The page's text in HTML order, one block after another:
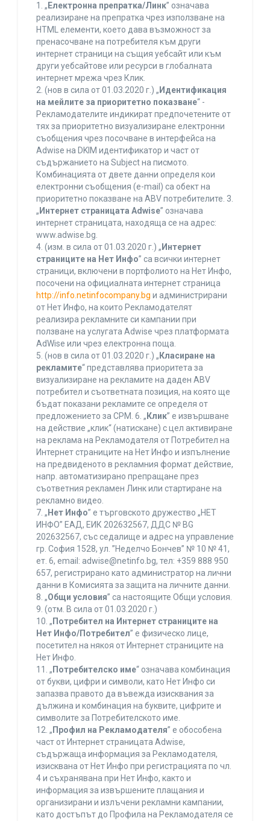
1. „ Електронна препратка/Линк” означава
реализиране на препратка чрез използване на
HTML елементи, което дава възможност за
пренасочване на потребителя към други
интернет страници на същия уебсайт или към
други уебсайтове или ресурси в глобалната
интернет мрежа чрез Клик.
2. (нов в сила от 01.03.2020 г.) „ Идентификация
на мейлите за приоритетно показване“ -
Рекламодателите индикират предпочетените от
тях за приоритетно визуализиране електронни
съобщения чрез посочване в интерфейса на
Adwise на DKIM идентификатор и част от
съдържанието на Subject на писмото.
Комбинацията от двете данни определя кои
електронни съобщения (e-mail) са обект на
приоритетно показване на ABV потребителите. 3.
„ Интернет страницата Adwise” означава
интернет страницата, находяща се на адрес:
www.adwise.bg.
4. (изм. в сила от 01.03.2020 г.) „ Интернет
страниците на Нет Инфо” са всички интернет
страници, включени в портфолиото на Нет Инфо,
посочени на официалната интернет страница
http://info.netinfocompany.bg и администрирани
от Нет Инфо, на които Рекламодателят
реализира рекламните си кампании при
ползване на услугата Adwise чрез платформата
AdWise или чрез електронна поща.
5. (нов в сила от 01.03.2020 г.) „ Класиране на
рекламите“ представлява приоритета за
визуализиране на рекламите на даден ABV
потребител и съответната позиция, на която ще
бъдат показани рекламите се определя от
предложението за CPM. 6. „ Клик” е извършване
на действие „клик“ (натискане) с цел активиране
на реклама на Рекламодателя от Потребител на
Интернет страниците на Нет Инфо и изпълнение
на предвиденото в рекламния формат действие,
напр. автоматизирано препращане през
съответния рекламен Линк или стартиране на
рекламно видео.
7. „ Нет Инфо” е търговското дружество „НЕТ
ИНФО” ЕАД, ЕИК 202632567, ДДС № BG
202632567, със седалище и адрес на управление
гр. София 1528, ул. ”Неделчо Бончев” № 10 № 41,
ет. 6, еmail: adwise@netinfo.bg, тел: +359 888 950
657, регистрирано като администратор на лични
данни в Комисията за защита на личните данни.
8. „Общи условия” са настоящите Общи условия.
9. (отм. В сила от 01.03.2020 г.)
10. „ Потребител на Интернет страниците на
Нет Инфо/Потребител” е физическо лице,
посетител на някоя от Интернет страниците на
Нет Инфо.
11. „ Потребителско име“ означава комбинация
от букви, цифри и символи, като Нет Инфо си
запазва правото да въвежда изисквания за
дължина и комбинация на буквите, цифрите и
символите за Потребителското име.
12. „ Профил на Рекламодателя” е обособена
част от Интернет страницата Adwise,
съдържаща информация за Рекламодателя,
изисквана от Нет Инфо при регистрацията по чл.
4 и съхранявана при Нет Инфо, както и
информация за извършените плащания и
организирани и излъчени рекламни кампании,
като достъпът до Профила на Рекламодателя се